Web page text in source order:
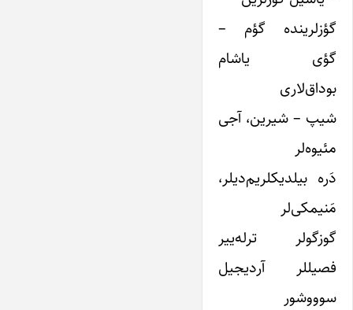
گؤزلرینده گؤم –
گؤی یاشام
بوداق‌لاری
شیپ – شیرین، آجی‌
مئیوه‌لر
دَره بیلدیکلریم‌دیلر،
مَنیمکی‌لر
گوزگولر ترله‌ییر
فصیللر آردیجیل
سوووشور